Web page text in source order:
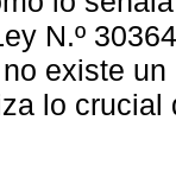
N.º
existe
lo